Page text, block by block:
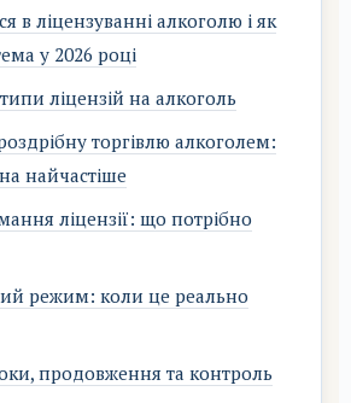
в ліцензуванні алкоголю і як
у 2026 році
ліцензій на алкоголь
торгівлю алкоголем:
найчастіше
ліцензії: що потрібно
режим: коли це реально
продовження та контроль